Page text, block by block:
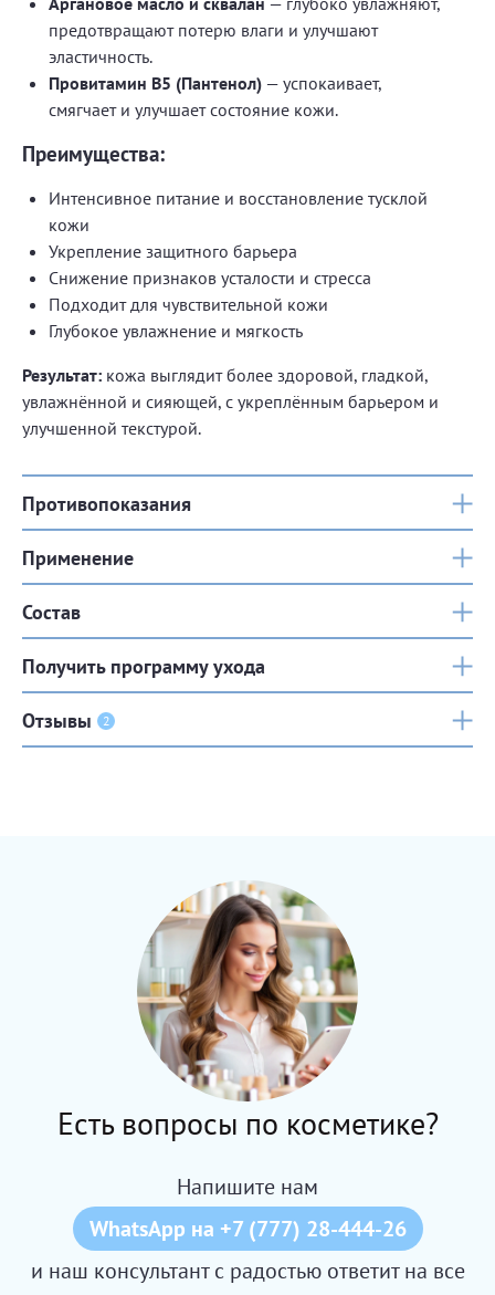
предотвращают потерю влаги и улучшают
эластичность.
Провитамин B5 (Пантенол) — успокаивает,
смягчает и улучшает состояние кожи.
Преимущества:
Интенсивное питание и восстановление тусклой
кожи
Укрепление защитного барьера
Снижение признаков усталости и стресса
Подходит для чувствительной кожи
Глубокое увлажнение и мягкость
Результат: кожа выглядит более здоровой, гладкой,
увлажнённой и сияющей, с укреплённым барьером и
улучшенной текстурой.
Противопоказания
Применение
Состав
Получить программу ухода
Отзывы 2
Есть вопросы по косметике?
Напишите нам
WhatsApp на +7 (777) 28-444-26
и наш консультант с радостью ответит на все